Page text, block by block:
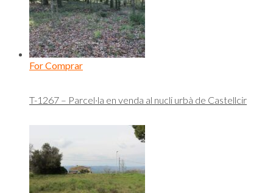
For Comprar
T-1267 – Parcel·la en venda al nucli urbà de Castellcir